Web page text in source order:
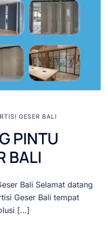
GESER BALI
PINTU
BALI
Bali Selamat datang
Geser Bali tempat
[…]